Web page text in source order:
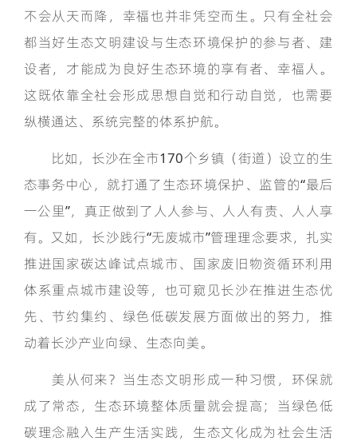
不会从天而降，幸福也并非凭空而生。只有全社会
都当好生态文明建设与生态环境保护的参与者、建
设者，才能成为良好生态环境的享有者、幸福人。
这既依靠全社会形成思想自觉和行动自觉，也需要
纵横通达、系统完整的体系护航。
比如，长沙在全市170个乡镇（街道）设立的生
态事务中心，就打通了生态环境保护、监管的“最后
一公里”，真正做到了人人参与、人人有责、人人享
有。又如，长沙践行“无废城市”管理理念要求，扎实
推进国家碳达峰试点城市、国家废旧物资循环利用
体系重点城市建设等，也可窥见长沙在推进生态优
先、节约集约、绿色低碳发展方面做出的努力，推
动着长沙产业向绿、生态向美。
美从何来？当生态文明形成一种习惯，环保就
成了常态，生态环境整体质量就会提高；当绿色低
碳理念融入生产生活实践，生态文化成为社会生活